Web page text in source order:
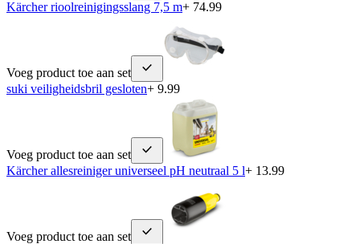
Kärcher rioolreinigingsslang 7,5 m+ 74.99
Voeg product toe aan set
suki veiligheidsbril gesloten+ 9.99
Voeg product toe aan set
Kärcher allesreiniger universeel pH neutraal 5 l+ 13.99
Voeg product toe aan set